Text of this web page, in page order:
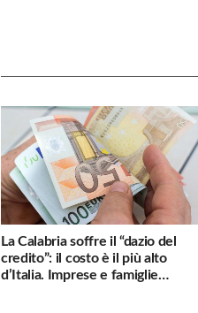
La Calabria soffre il “dazio del
credito”: il costo è il più alto
d’Italia. Imprese e famiglie